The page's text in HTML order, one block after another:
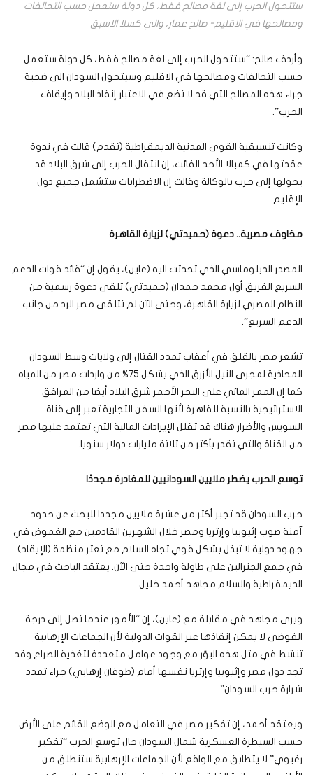
ستتحول الحرب إلى لغة مصالح فقط، كل دولة ستعمل حسب التحالفات
ومصالحها في الاقليم- صالح عمار، والي كسلا الاسبق
وأردف صالح: “ستتحول الحرب إلى لغة مصالح فقط، كل دولة ستعمل
حسب التحالفات ومصالحها في الاقليم وسيتحول السودان الى ضحية
جراء هذه المصالح التي قد لا تضع في الاعتبار إنقاذ البلاد وإيقاف
الحرب”.
وكانت تنسيقية القوى المدنية الديمقراطية (تقدم) قالت في ندوة
عقدتها في كمبالا الأحد الفائت، إن انتقال الحرب إلى شرق البلاد قد
يحولها إلى حرب بالوكالة وقالت إن الاضطرابات ستشمل جميع دول
الإقليم.
مخاوف مصرية.. دعوة (حميدتي) لزيارة القاهرة
المصدر الدبلوماسي الذي تحدثت اليه (عاين)، يقول إن “قائد قوات الدعم
السريع الفريق أول محمد حمدان (حميدتي) تلقى دعوة رسمية من
النظام المصري لزيارة القاهرة، وحتى الآن لم تتلقى مصر الرد من جانب
الدعم السريع”.
تشعر مصر بالقلق في أعقاب تمدد القتال إلى ولايات وسط السودان
المحاذية لمجرى النيل الأزرق الذي يشكل 75% من واردات مصر من المياه
كما إن الممر المائي على البحر الأحمر شرق البلاد أيضا من المرافق
الاستراتيجية بالنسبة للقاهرة لأنها السفن التجارية تعبر إلى قناة
السويس والأضرار هناك قد تقلل الإيرادات المالية التي تعتمد عليها مصر
من القناة والتي تقدر بأكثر من ثلاثة مليارات دولار سنويا.
توسع الحرب يضطر ملايين السودانيين للمغادرة مجددًا
حرب السودان قد تجبر أكثر من عشرة ملايين مجددا للبحث عن حدود
آمنة صوب إثيوبيا وإرتريا ومصر خلال الشهرين القادمين مع الغموض في
جهود دولية لا تبذل بشكل قوي تجاه السلام مع تعثر منظمة (الإيقاد)
في جمع الجنرالين على طاولة واحدة حتى الآن. يعتقد الباحث في مجال
الديمقراطية والسلام مجاهد أحمد خليل.
ويرى مجاهد في مقابلة مع (عاين)، إن “الأمور عندما تصل إلى درجة
الفوضى لا يمكن إنقاذها عبر القوات الدولية لأن الجماعات الإرهابية
تنشط في مثل هذه البؤر مع وجود عوامل متعددة لتغذية الصراع وقد
تجد دول مصر وإثيوبيا وإرتريا نفسها أمام (طوفان إرهابي) جراء تمدد
شرارة حرب السودان”.
ويعتقد أحمد، إن تفكير مصر في التعامل مع الوضع القائم على الأرض
حسب السيطرة العسكرية شمال السودان حال توسع الحرب “تفكير
رغبوي” لا يتطابق مع الواقع لأن الجماعات الإرهابية ستنطلق من